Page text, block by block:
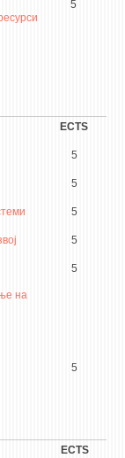
5
ECTS
5
5
5
5
на
5
5
ECTS